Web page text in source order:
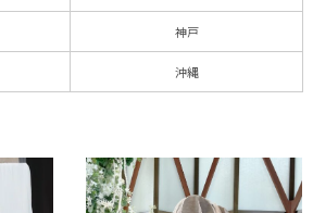
神戸
沖縄